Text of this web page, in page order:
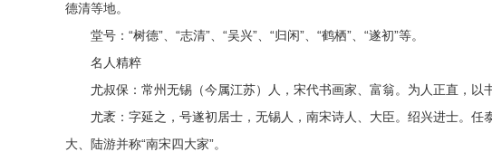
德清等地。
堂号：“树德”、“志清”、“吴兴”、“归闲”、“鹤栖”、“遂初”等。
名人精粹
尤叔保：常州无锡（今属江苏）人，宋代书画家、富翁。为人正直，以
尤袤：字延之，号遂初居士，无锡人，南宋诗人、大臣。绍兴进士。任
大、陆游并称“南宋四大家”。